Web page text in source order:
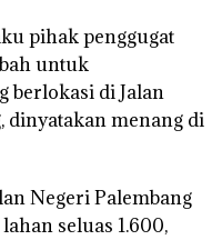
pihak penggugat
untuk
berlokasi di Jalan
dinyatakan menang di
Negeri Palembang
seluas 1.600,